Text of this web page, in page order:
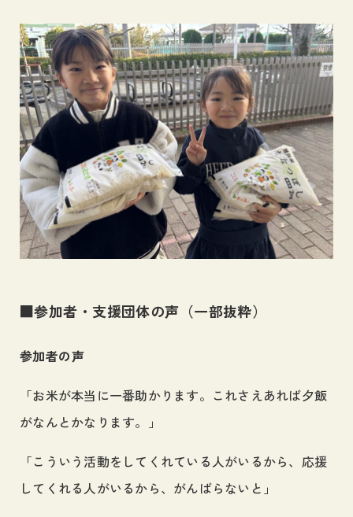
■参加者・支援団体の声（一部抜粋）
参加者の声
「お米が本当に一番助かります。これさえあれば夕飯
がなんとかなります。」
「こういう活動をしてくれている人がいるから、応援
してくれる人がいるから、がんばらないと」